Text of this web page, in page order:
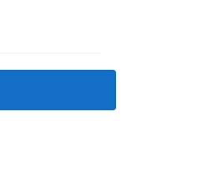
vida en Boadilla